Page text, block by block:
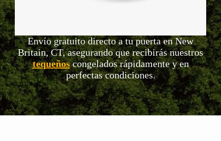
Envío gratuito directo a tu puerta en New
Britain, CT, asegurando que recibirás nuestros
tequeñoscongelados rápidamente y en
perfectas condiciones.